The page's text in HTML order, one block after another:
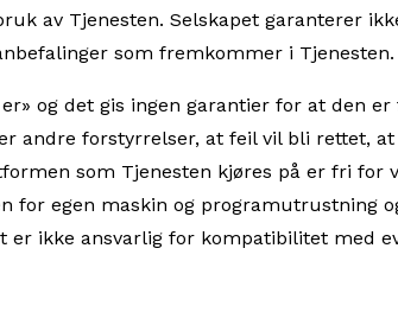
av Tjenesten. Selskapet garanterer
som fremkommer i Tjenesten.
og det gis ingen garantier for at den
andre forstyrrelser, at feil vil bli rettet,
som Tjenesten kjøres på er fri for
for egen maskin og programutrustning
er ikke ansvarlig for kompatibilitet med